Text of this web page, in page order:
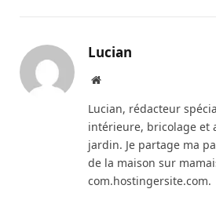
Lucian
Website
Lucian, rédacteur
intérieure, bricolage et
jardin. Je partage ma
de la maison sur
com.hostingersite.com.